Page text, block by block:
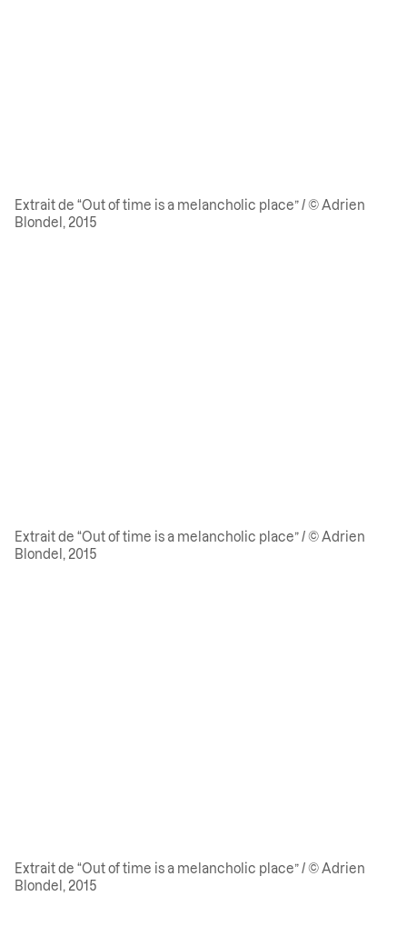
Extrait de “Out of time is a melancholic place” / © Adrien
Blondel, 2015
Extrait de “Out of time is a melancholic place” / © Adrien
Blondel, 2015
Extrait de “Out of time is a melancholic place” / © Adrien
Blondel, 2015